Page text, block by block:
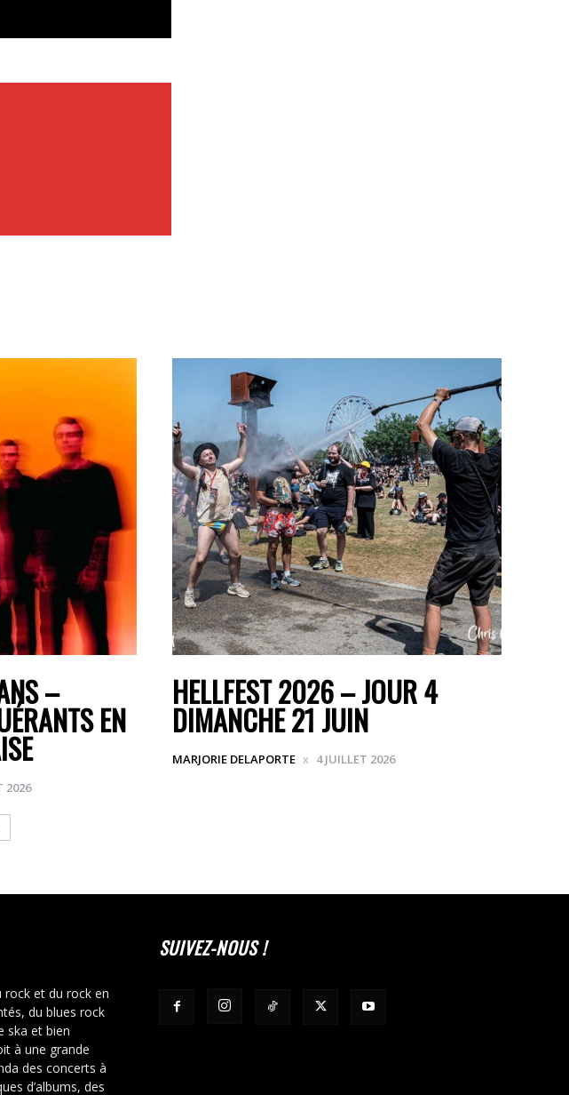
–
EN
2026
HELLFEST 2026 – JOUR 4
DIMANCHE 21 JUIN
MARJORIE DELAPORTE 4 JUILLET 2026
rock et du rock en
du blues rock
ska et bien
à une grande
des concerts à
d’albums, des
SUIVEZ-NOUS !